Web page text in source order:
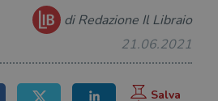
di Redazione Il Libraio
21.06.2021